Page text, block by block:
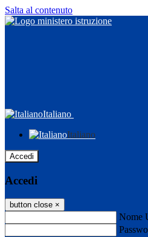
Salta al contenuto
Italiano
Italiano
Accedi
Accedi
button close ×
Nome